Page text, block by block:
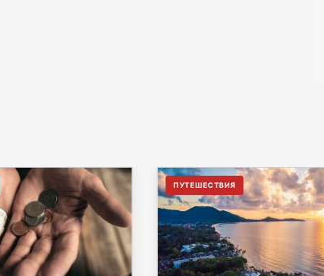
ПУТЕШЕСТВИЯ